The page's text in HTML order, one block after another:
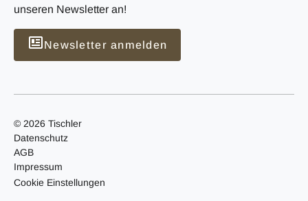
unseren Newsletter an!
Newsletter anmelden
© 2026 Tischler
Datenschutz
AGB
Impressum
Cookie Einstellungen